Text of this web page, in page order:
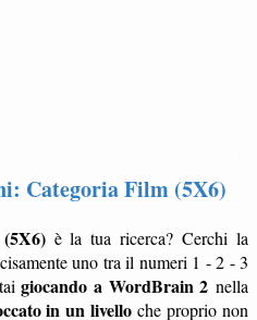
Categoria Film (5X6)
è la tua ricerca? Cerchi la
uno tra il numeri 1 - 2 - 3
giocando a WordBrain 2 nella
in un livello che proprio non